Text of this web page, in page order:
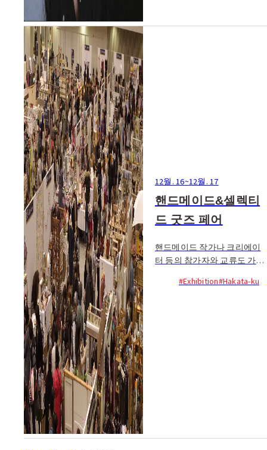
12월. 16~12월. 17
핸드메이드&셀렉티
드 굿즈 페어
핸드메이드 작가나 크리에이
터 등의 참가자와 교류도 가능
시 및 판매, 그리고 올해는 고
#Exhibition#Hakata-ku